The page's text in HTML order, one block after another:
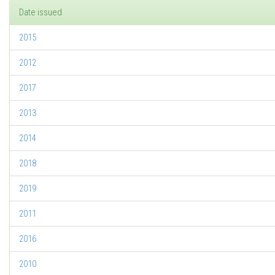
Date issued
2015
2012
2017
2013
2014
2018
2019
2011
2016
2010